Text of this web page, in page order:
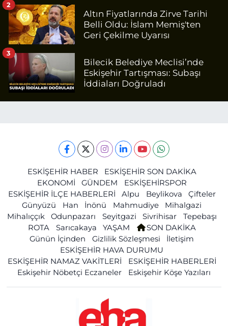
Altın Fiyatlarında Zirve Tarihi
Belli Oldu: İslam Memiş'ten
Geri Çekilme Uyarısı
2
Bilecik Belediye Meclisi’nde
Eskişehir Tartışması: Subaşı
İddiaları Doğruladı
3
ESKİŞEHİR HABER
ESKİŞEHİR SON DAKİKA
EKONOMİ
GÜNDEM
ESKİŞEHİRSPOR
ESKİŞEHİR İLÇE HABERLERİ
Alpu Beylikova
Çifteler
Günyüzü
Han İnönü Mahmudiye
Mihalgazi
Mihalıççık
Odunpazarı Seyitgazi Sivrihisar
Tepebaşı
ROTA
Sarıcakaya YAŞAM
SON DAKİKA
Günün İçinden
Gizlilik Sözleşmesi
İletişim
ESKİŞEHİR HAVA DURUMU
ESKİŞEHİR NAMAZ VAKİTLERİ
ESKİŞEHİR HABERLERİ
Eskişehir Nöbetçi Eczaneler
Eskişehir Köşe Yazıları